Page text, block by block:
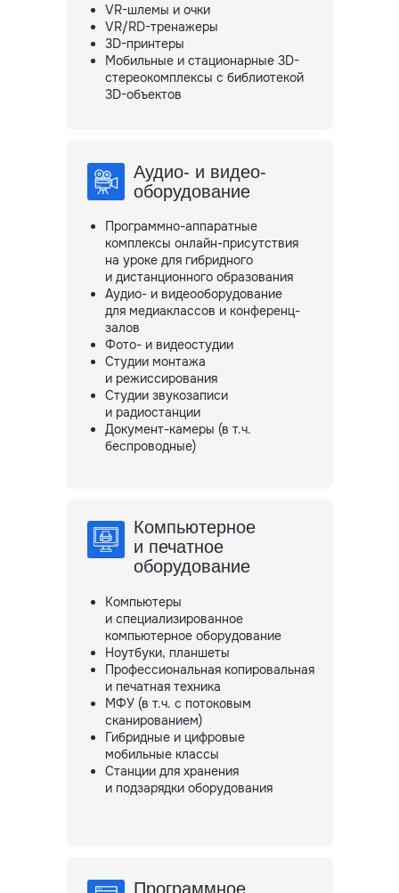
Аудио- и видео-
оборудование
Программно-аппаратные
комплексы онлайн-присутствия
на уроке для гибридного
и дистанционного образования
Аудио- и видеооборудование
для медиаклассов и конференц-
залов
Фото- и видеостудии
Студии монтажа
и режиссирования
Студии звукозаписи
и радиостанции
Документ-камеры (в т.ч.
беспроводные)
VR-шлемы и очки
VR/RD-тренажеры
3D-принтеры
Мобильные и стационарные 3D-
стереокомплексы с библиотекой
3D-объектов
Компьютерное
и печатное
оборудование
Компьютеры
и специализированное
компьютерное оборудование
Ноутбуки, планшеты
Профессиональная копировальная
и печатная техника
МФУ (в т.ч. с потоковым
сканированием)
Гибридные и цифровые
мобильные классы
Станции для хранения
и подзарядки оборудования
Программное